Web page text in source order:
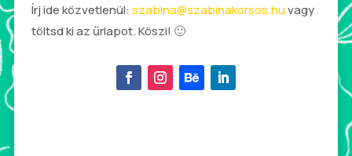
Írj ide közvetlenül: szabina@szabinakorsos.huvagy
töltsd ki az űrlapot. Köszi! 🙂